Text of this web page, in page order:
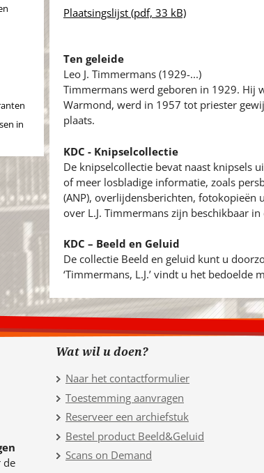
Plaatsingslijst(pdf, 33 kB)
Ten geleide
Leo J. Timmermans (1929-...)
Timmermans werd geboren in 1929. Hij
Warmond, werd in 1957 tot priester
plaats.
KDC - Knipselcollectie
De knipselcollectie bevat naast knipsels
of meer losbladige informatie, zoals
(ANP), overlijdensberichten, fotokopieën
over L.J. Timmermans zijn beschikbaar in
KDC – Beeld en Geluid
De collectie Beeld en geluid kunt u
‘Timmermans, L.J.’ vindt u het bedoelde
in
de
Wat wil u doen?
Naar het contactformulier
Toestemming aanvragen
Reserveer een archiefstuk
Bestel product Beeld&Geluid
Scans on Demand